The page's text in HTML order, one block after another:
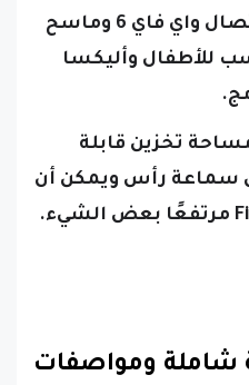
واي فاي 6
وماسح
للأطفال وأليكسا
تخزين قابلة
سماعة رأس ويمكن أن
.
شاملة ومواصفات